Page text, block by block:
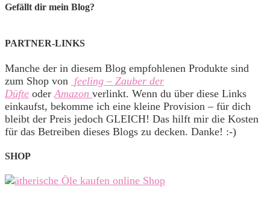
Gefällt dir mein Blog?
PARTNER-LINKS
Manche der in diesem Blog empfohlenen Produkte sind
zum Shop von feeling – Zauber der
Düfte oder Amazon verlinkt. Wenn du über diese Links
einkaufst, bekomme ich eine kleine Provision – für dich
bleibt der Preis jedoch GLEICH! Das hilft mir die Kosten
für das Betreiben dieses Blogs zu decken. Danke! :-)
SHOP